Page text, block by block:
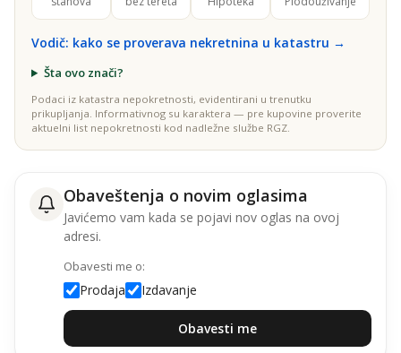
Vodič: kako se proverava nekretnina u katastru →
Šta ovo znači?
Podaci iz katastra nepokretnosti, evidentirani u trenutku
prikupljanja. Informativnog su karaktera — pre kupovine proverite
aktuelni list nepokretnosti kod nadležne službe RGZ.
Obaveštenja o novim oglasima
Javićemo vam kada se pojavi nov oglas na ovoj
adresi.
Obavesti me o:
Prodaja Izdavanje
Obavesti me